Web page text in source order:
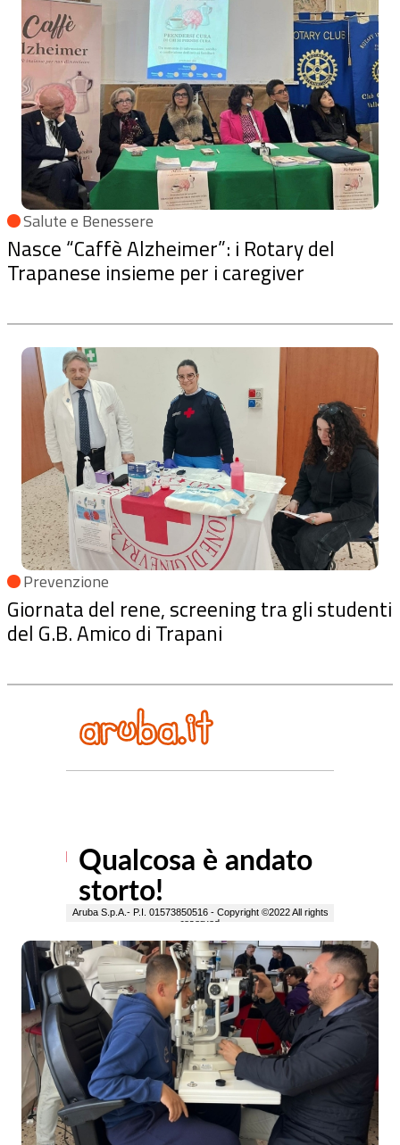
Salute e Benessere
Nasce “Caffè Alzheimer”: i Rotary del
Trapanese insieme per i caregiver
Prevenzione
Giornata del rene, screening tra gli studenti
del G.B. Amico di Trapani